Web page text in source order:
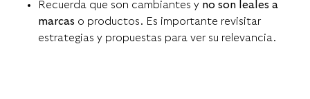
Recuerda que son cambiantes y no son leales a
marcas o productos. Es importante revisitar
estrategias y propuestas para ver su relevancia.